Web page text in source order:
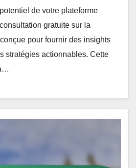
de votre plateforme
gratuite sur la
pour fournir des insights
stratégies actionnables. Cette